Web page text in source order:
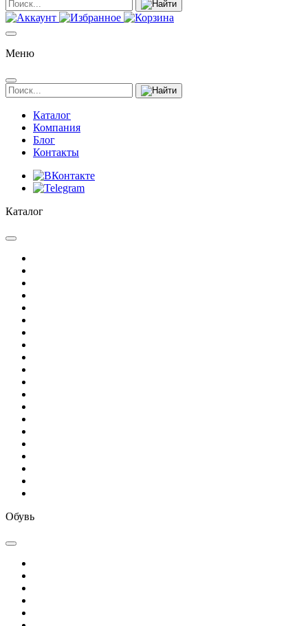
Меню
Каталог
Компания
Блог
Контакты
Каталог
Обувь